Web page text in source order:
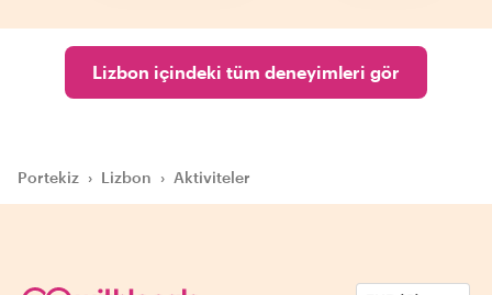
Lizbon içindeki tüm deneyimleri gör
Portekiz › Lizbon › Aktiviteler